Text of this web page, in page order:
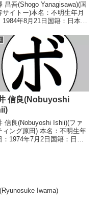
昌吾(Shogo Yanagisawa)(国
サイトー)本名：不明生年月
1984年8月21日国籍：日本戦
ル】なし【戦歴】
09/19 ○1RKO 木下 貴大
神井S)2010/...
信良(Nobuyoshi
信良(Nobuyoshi Ishii)(ファ
ィング原田) 本名：不明生年
：1974年7月2日国籍：日本
Iwama)